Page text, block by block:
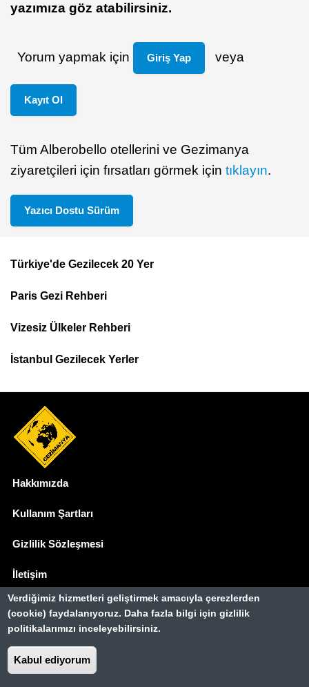
yazımıza göz atabilirsiniz.
Yorum yapmak için Giriş Yap veya
Kayıt Ol
Tüm Alberobello otellerini ve Gezimanya
ziyaretçileri için fırsatları görmek için tıklayın.
Yazıcı Dostu Sürüm
Top
Menu
Türkiye'de Gezilecek 20 Yer
Paris Gezi Rehberi
Vizesiz Ülkeler Rehberi
İstanbul Gezilecek Yerler
Hakkımızda
Kullanım Şartları
Gizlilik Sözleşmesi
İletişim
Basında Biz
Gezimanya Turizm, TÜRSAB'a kayıtlı bir
Verdiğimiz hizmetleri geliştirmek amacıyla çerezlerden
(cookie) faydalanıyoruz. Daha fazla bilgi için gizlilik
politikalarımızı inceleyebilirsiniz.
Kabul ediyorum